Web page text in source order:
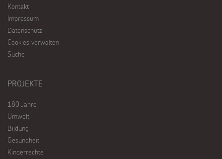
Kontakt
Impressum
Datenschutz
Cookies verwalten
Suche
PROJEKTE
180 Jahre
Umwelt
Bildung
Gesundheit
Kinderrechte